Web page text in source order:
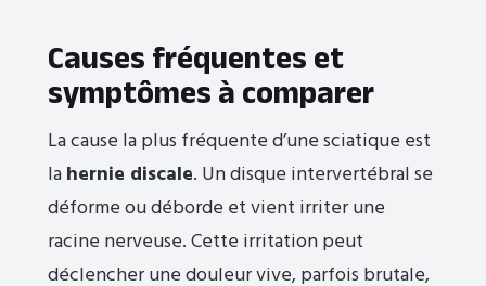
Causes fréquentes et
symptômes à comparer
La cause la plus fréquente d’une sciatique est
lahernie discale. Un disque intervertébral se
déforme ou déborde et vient irriter une
racine nerveuse. Cette irritation peut
déclencher une douleur vive, parfois brutale,